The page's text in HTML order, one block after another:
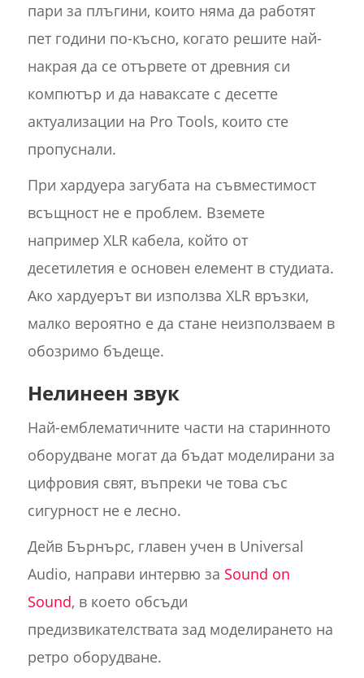
пари за плъгини, които няма да работят
пет години по-късно, когато решите най-
накрая да се отървете от древния си
компютър и да наваксате с десетте
актуализации на Pro Tools, които сте
пропуснали.
При хардуера загубата на съвместимост
всъщност не е проблем. Вземете
например XLR кабела, който от
десетилетия е основен елемент в студиата.
Ако хардуерът ви използва XLR връзки,
малко вероятно е да стане неизползваем в
обозримо бъдеще.
Нелинеен звук
Най-емблематичните части на старинното
оборудване могат да бъдат моделирани за
цифровия свят, въпреки че това със
сигурност не е лесно.
Дейв Бърнърс, главен учен в Universal
Audio, направи интервю за Sound on
Sound, в което обсъди
предизвикателствата зад моделирането на
ретро оборудване.